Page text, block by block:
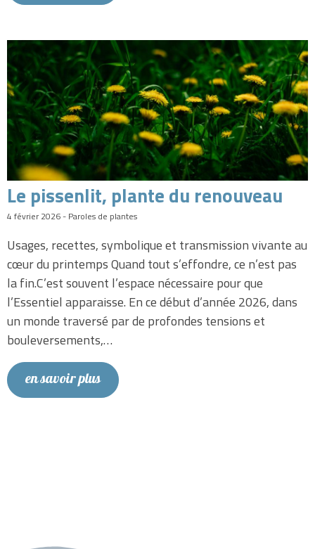
Le pissenlit, plante du renouveau
4 février 2026 - Paroles de plantes
Usages, recettes, symbolique et transmission vivante au
cœur du printemps Quand tout s’effondre, ce n’est pas
la fin.C’est souvent l’espace nécessaire pour que
l’Essentiel apparaisse. En ce début d’année 2026, dans
un monde traversé par de profondes tensions et
bouleversements,…
en savoir plus